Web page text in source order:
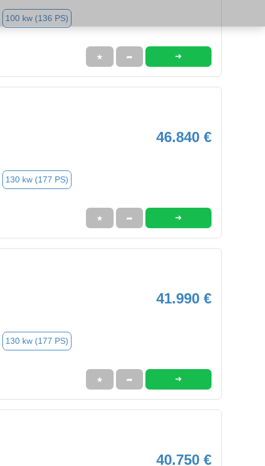
100 kw (136 PS)
★ ➦ ➜
46.840 €
130 kw (177 PS)
★ ➦ ➜
41.990 €
130 kw (177 PS)
★ ➦ ➜
40.750 €